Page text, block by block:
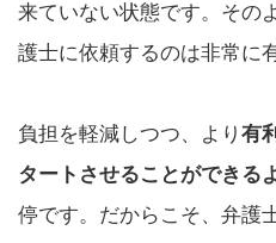
来ていない状態です。その
護士に依頼するのは非常に
負担を軽減しつつ、より 有
タートさせることができる
停です。だからこそ、弁護